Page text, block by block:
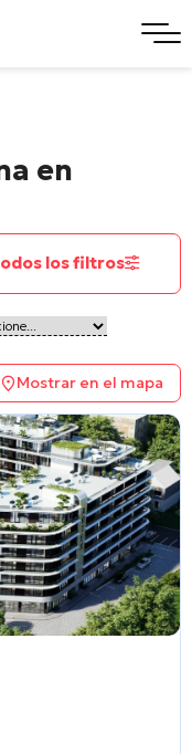
en
los filtros
Mostrar en el mapa